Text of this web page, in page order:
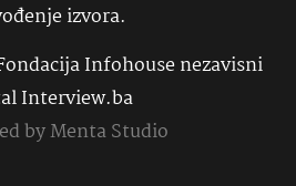
izvora.
Infohouse nezavisni
Interview.ba
byMenta Studio